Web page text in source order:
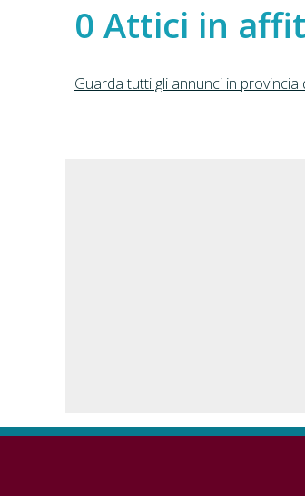
Attici in
Guarda tutti gli annunci in provincia